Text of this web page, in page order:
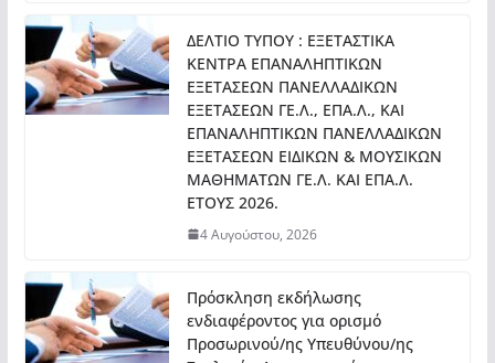
ΔΕΛΤΙΟ ΤΥΠΟΥ : ΕΞΕΤΑΣΤΙΚΑ
ΚΕΝΤΡΑ ΕΠΑΝΑΛΗΠΤΙΚΩΝ
ΕΞΕΤΑΣΕΩΝ ΠΑΝΕΛΛΑΔΙΚΩΝ
ΕΞΕΤΑΣΕΩΝ ΓΕ.Λ., ΕΠΑ.Λ., ΚΑΙ
ΕΠΑΝΑΛΗΠΤΙΚΩΝ ΠΑΝΕΛΛΑΔΙΚΩΝ
ΕΞΕΤΑΣΕΩΝ ΕΙΔΙΚΩΝ & ΜΟΥΣΙΚΩΝ
ΜΑΘΗΜΑΤΩΝ ΓΕ.Λ. ΚΑΙ ΕΠΑ.Λ.
ΕΤΟΥΣ 2026.
4 Αυγούστου, 2026
Πρόσκληση εκδήλωσης
ενδιαφέροντος για ορισμό
Προσωρινού/ης Υπευθύνου/ης